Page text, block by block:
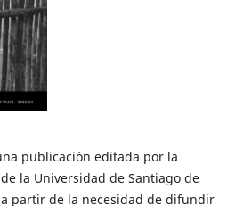
publicación editada por la
la Universidad de Santiago de
partir de la necesidad de difundir